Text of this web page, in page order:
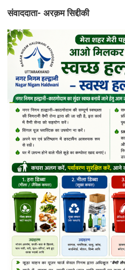
संवाददाता- अरक़म सिद्दीकी